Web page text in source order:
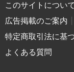
このサイトについて
広告掲載のご案内
特定商取引法に基
よくある質問